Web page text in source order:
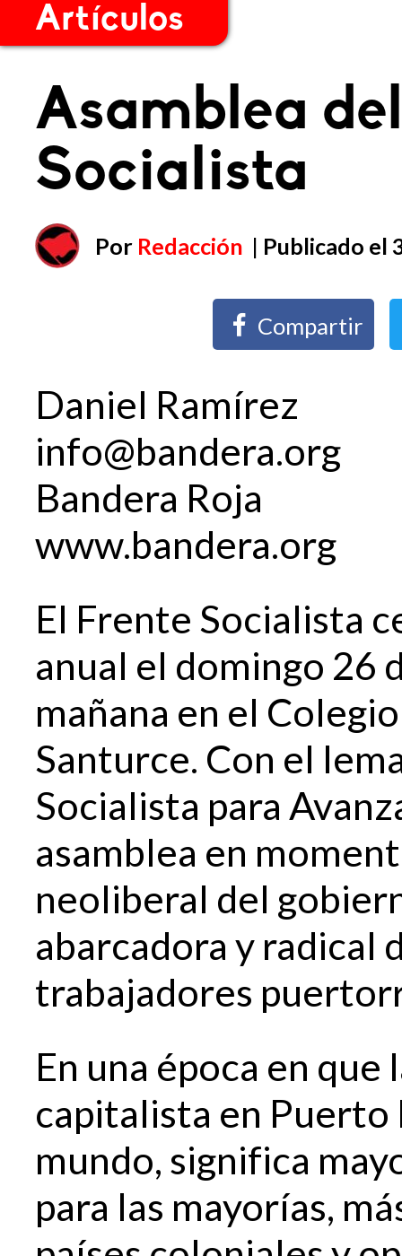
Artículos
Asamblea
Socialista
Por Redacción | Publicado el
Compartir
Daniel Ramírez
info@bandera.org
Bandera Roja
www.bandera.org
El Frente Socialista
anual el domingo 26
mañana en el
Santurce. Con el
Socialista para
asamblea en
neoliberal del
abarcadora y radical
trabajadores
En una época en
capitalista en Puerto
mundo, significa
para las mayorías,